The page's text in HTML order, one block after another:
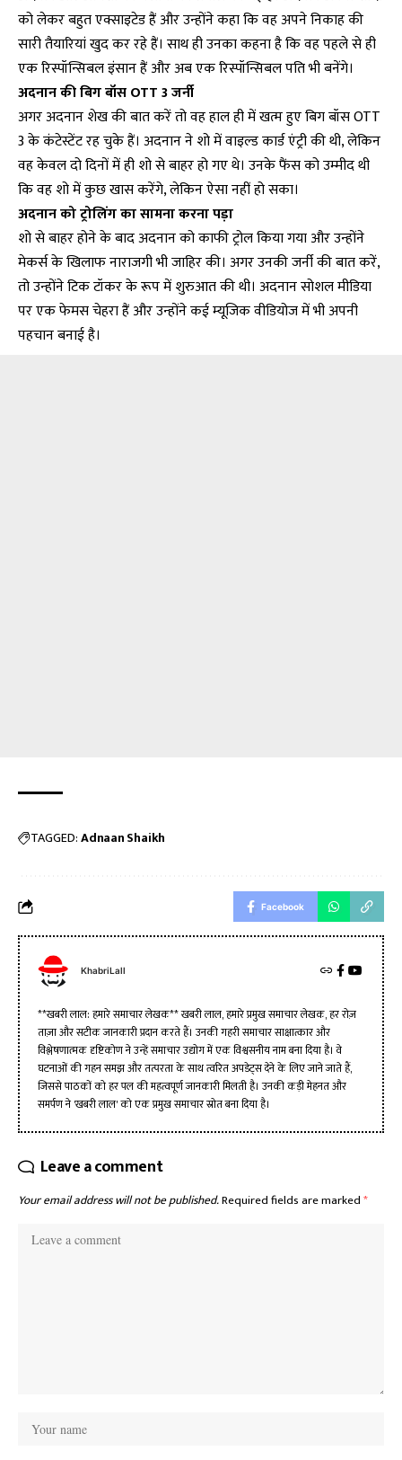
को लेकर बहुत एक्साइटेड हैं और उन्होंने कहा कि वह अपने निकाह की
सारी तैयारियां खुद कर रहे हैं। साथ ही उनका कहना है कि वह पहले से ही
एक रिस्पॉन्सिबल इंसान हैं और अब एक रिस्पॉन्सिबल पति भी बनेंगे।
अदनान की बिग बॉस OTT 3 जर्नी
अगर अदनान शेख की बात करें तो वह हाल ही में खत्म हुए बिग बॉस OTT
3 के कंटेस्टेंट रह चुके हैं। अदनान ने शो में वाइल्ड कार्ड एंट्री की थी, लेकिन
वह केवल दो दिनों में ही शो से बाहर हो गए थे। उनके फैंस को उम्मीद थी
कि वह शो में कुछ खास करेंगे, लेकिन ऐसा नहीं हो सका।
अदनान को ट्रोलिंग का सामना करना पड़ा
शो से बाहर होने के बाद अदनान को काफी ट्रोल किया गया और उन्होंने
मेकर्स के खिलाफ नाराजगी भी जाहिर की। अगर उनकी जर्नी की बात करें,
तो उन्होंने टिक टॉकर के रूप में शुरुआत की थी। अदनान सोशल मीडिया
पर एक फेमस चेहरा हैं और उन्होंने कई म्यूजिक वीडियोज में भी अपनी
पहचान बनाई है।
TAGGED:Adnaan Shaikh
Facebook
KhabriLall
**खबरी लाल: हमारे समाचार लेखक** खबरी लाल, हमारे प्रमुख समाचार लेखक, हर रोज़
ताज़ा और सटीक जानकारी प्रदान करते हैं। उनकी गहरी समाचार साक्षात्कार और
विश्लेषणात्मक दृष्टिकोण ने उन्हें समाचार उद्योग में एक विश्वसनीय नाम बना दिया है। वे
घटनाओं की गहन समझ और तत्परता के साथ त्वरित अपडेट्स देने के लिए जाने जाते हैं,
जिससे पाठकों को हर पल की महत्वपूर्ण जानकारी मिलती है। उनकी कड़ी मेहनत और
समर्पण ने 'खबरी लाल' को एक प्रमुख समाचार स्रोत बना दिया है।
Leave a comment
Your email address will not be published.Required fields are marked*